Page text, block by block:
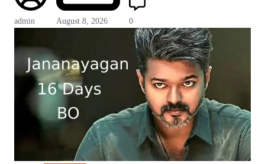
admin August 8, 2026 0